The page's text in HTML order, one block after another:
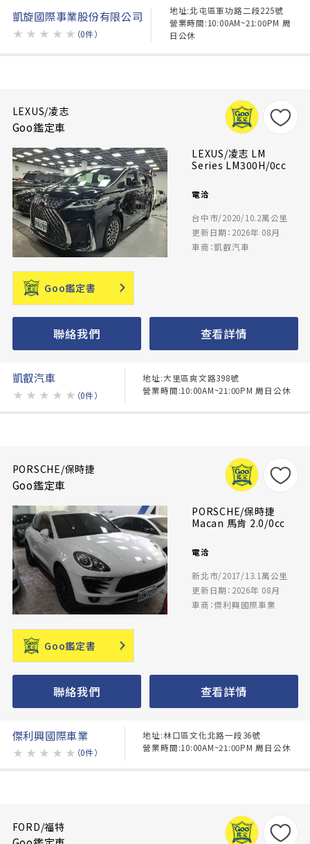
凱旋國際事業股份有限公司
★ ★ ★ ★ ★ （0件）
地址:北屯區軍功路二段225號
營業時間:10:00AM~21:00PM 周
日公休
LEXUS/凌志
Goo鑑定車
LEXUS/凌志 LM
Series LM300H/0cc
電洽
台中市/2020/10.2萬公里
更新日期：2026年 08月
車商：凱叡汽車
Goo鑑定書
聯絡我們 查看詳情
凱叡汽車
★ ★ ★ ★ ★ （0件）
地址:大里區爽文路398號
營業時間:10:00AM~21:00PM 周日公休
PORSCHE/保時捷
Goo鑑定車
PORSCHE/保時捷
Macan 馬肯 2.0/0cc
電洽
新北市/2017/13.1萬公里
更新日期：2026年 08月
車商：傑利興國際車業
Goo鑑定書
聯絡我們 查看詳情
傑利興國際車業
★ ★ ★ ★ ★ （0件）
地址:林口區文化北路一段36號
營業時間:10:00AM~21:00PM 周日公休
FORD/福特